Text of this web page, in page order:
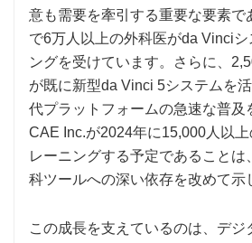
意も需要を牽引する重要な要素で
で6万人以上の外科医がda Vinci
ングを受けています。さらに、
が既に新型da Vinci 5システムを
代プラットフォームの急速な普及
CAE Inc.が2024年に15,000人以上
レーニングする予定であることは
科ツールへの深い依存を改めて示
この成長を支えているのは、デジ